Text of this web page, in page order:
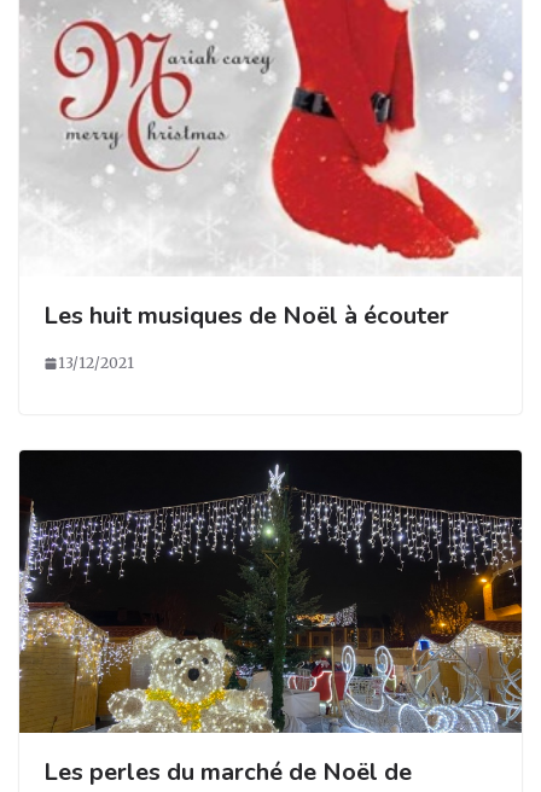
Les huit musiques de Noël à écouter
13/12/2021
Les perles du marché de Noël de